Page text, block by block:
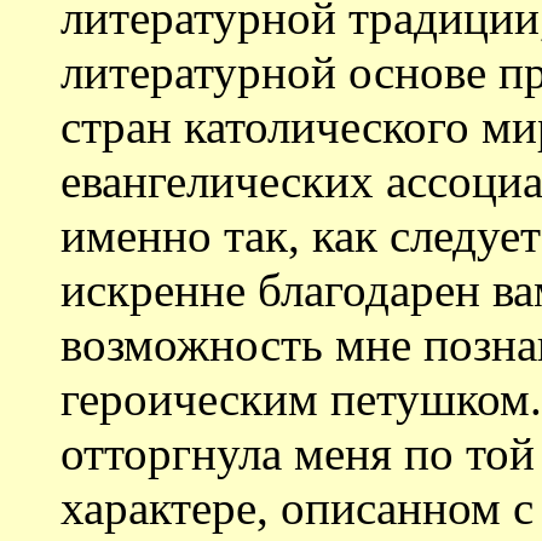
литературной
литературной основе
стран католического
евангелических
именно так, как
искренне благодарен
возможность мне
героическим
отторгнула меня по
характере, описанном